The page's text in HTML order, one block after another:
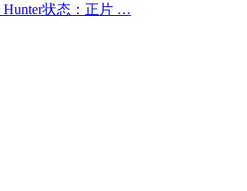
Hunter状态：正片 …